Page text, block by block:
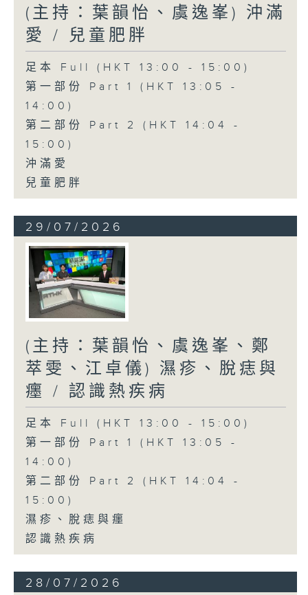
(主持：葉韻怡、虞逸峯) 沖滿
愛 / 兒童肥胖
足本 Full (HKT 13:00 - 15:00)
第一部份 Part 1 (HKT 13:05 -
14:00)
第二部份 Part 2 (HKT 14:04 -
15:00)
沖滿愛
兒童肥胖
29/07/2026
(主持：葉韻怡、虞逸峯、鄭
萃雯、江卓儀) 濕疹、脫痣與
癦 / 認識熱疾病
足本 Full (HKT 13:00 - 15:00)
第一部份 Part 1 (HKT 13:05 -
14:00)
第二部份 Part 2 (HKT 14:04 -
15:00)
濕疹、脫痣與癦
認識熱疾病
28/07/2026